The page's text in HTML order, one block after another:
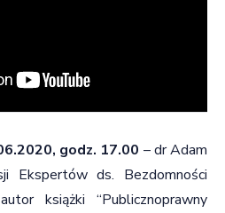
godz. 17.00 –dr Adam
Ekspertów ds. Bezdomności
książki “Publicznoprawny